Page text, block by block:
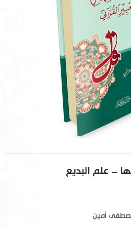
– علم البديع
أمين